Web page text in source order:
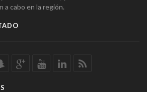
a cabo en la región.